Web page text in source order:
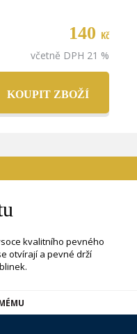
140 Kč
včetně DPH 21 %
KOUPIT ZBOŽÍ
kvalitního pevného
otvírají a pevné drží